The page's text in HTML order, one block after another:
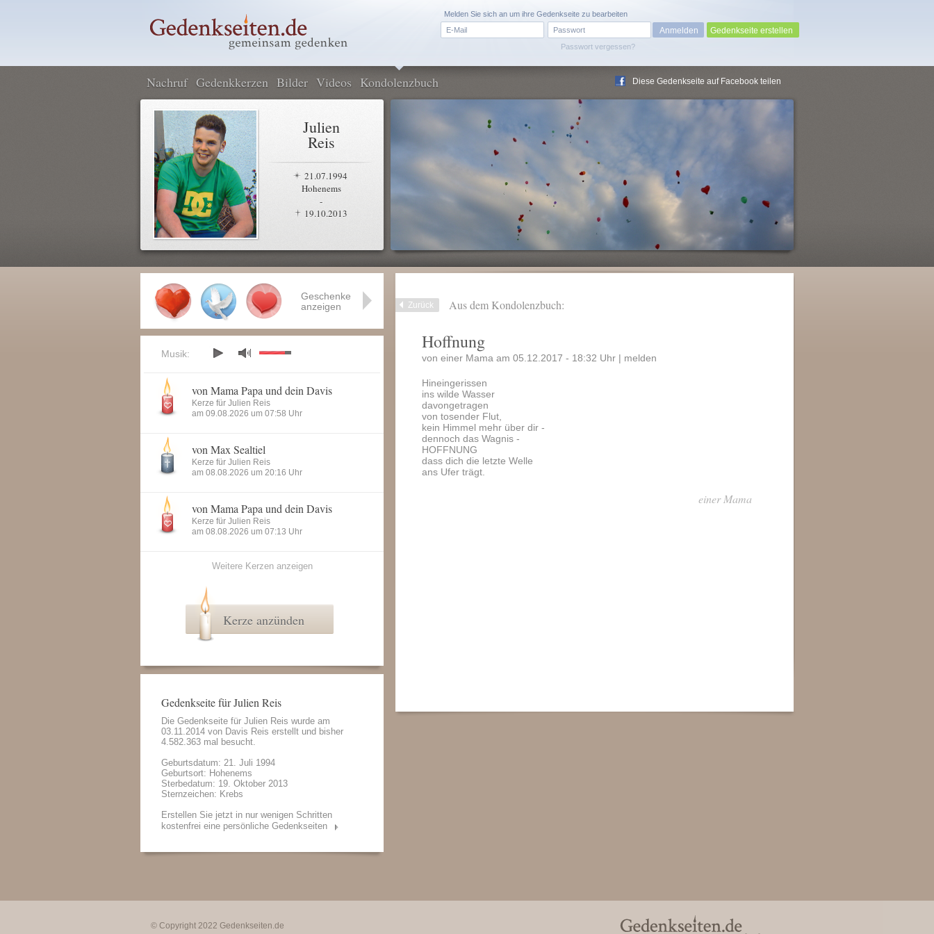
Passwort vergessen?
Melden Sie sich an um ihre Gedenkseite zu bearbeiten
Gedenkseite erstellen
Nachruf Gedenkkerzen Bilder Videos Kondolenzbuch Diese Gedenkseite auf Facebook teilen
Julien
Reis
21.07.1994
Hohenems
-
19.10.2013
Zurück Aus dem Kondolenzbuch:
Hoffnung
von einer Mama am 05.12.2017 - 18:32 Uhr | melden
Hineingerissen
ins wilde Wasser
davongetragen
von tosender Flut,
kein Himmel mehr über dir -
dennoch das Wagnis -
HOFFNUNG
dass dich die letzte Welle
ans Ufer trägt.
einer Mama
Geschenke
anzeigen
Musik:
von Mama Papa und dein Davis
Kerze für Julien Reis
am 09.08.2026 um 07:58 Uhr
von Max Sealtiel
Kerze für Julien Reis
am 08.08.2026 um 20:16 Uhr
von Mama Papa und dein Davis
Kerze für Julien Reis
am 08.08.2026 um 07:13 Uhr
Weitere Kerzen anzeigen
Kerze anzünden
Gedenkseite für Julien Reis
Die Gedenkseite für Julien Reis wurde am
03.11.2014 von Davis Reis erstellt und bisher
4.582.363 mal besucht.
Geburtsdatum: 21. Juli 1994
Geburtsort: Hohenems
Sterbedatum: 19. Oktober 2013
Sternzeichen: Krebs
Erstellen Sie jetzt in nur wenigen Schritten
kostenfrei eine persönliche Gedenkseiten
© Copyright 2022 Gedenkseiten.de